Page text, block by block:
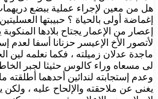
هل من معين لإجراء عملية ببضع
إغماضة أولى بالحياة ؟ حبيبتها
إعصار من الإعمار يجتاح بلادها
لأتصور الأخ الإعيسر حزنانا أسفا لعدم
ماجدة عدلان زميلته ، فكما نعلمه لين
لى مسعاه وراء كالوس حثيثا لجبر
وعدم إستجابته لندائين أحدهما أطلقته
يغنى عن ملاحقته والإلحاح عليه ، ولكن